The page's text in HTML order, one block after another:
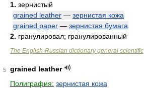
1. зернистый
grained leather — зернистая кожа
grained paper — зернистая бумага
2. гранулировал; гранулированный
The English-Russian dictionary general scientific
5
grained leather
Полиграфия: зернистая кожа